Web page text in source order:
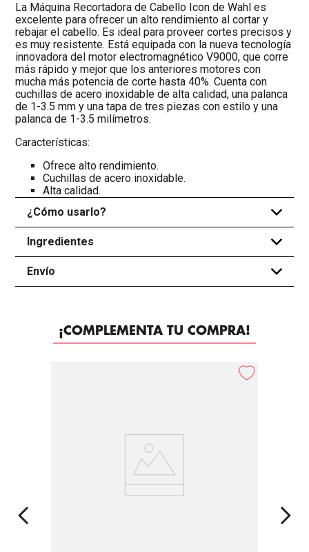
La Máquina Recortadora de Cabello Icon de Wahl es
excelente para ofrecer un alto rendimiento al cortar y
rebajar el cabello. Es ideal para proveer cortes precisos y
es muy resistente. Está equipada con la nueva tecnología
innovadora del motor electromagnético V9000, que corre
más rápido y mejor que los anteriores motores con
mucha más potencia de corte hasta 40%. Cuenta con
cuchillas de acero inoxidable de alta calidad, una palanca
de 1-3.5 mm y una tapa de tres piezas con estilo y una
palanca de 1-3.5 milímetros.
Características:
Ofrece alto rendimiento.
Cuchillas de acero inoxidable.
Alta calidad.
¿Cómo usarlo?
+
Ingredientes +
Envío +
¡COMPLEMENTA TU COMPRA!